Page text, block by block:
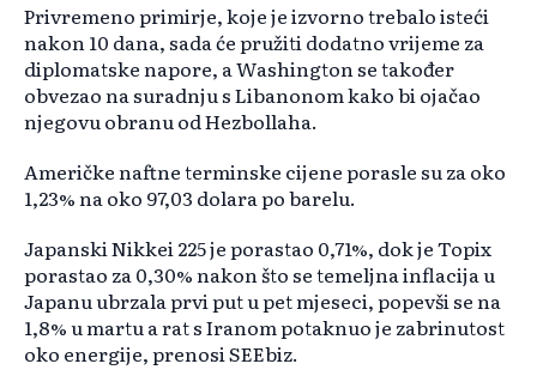
Privremeno primirje, koje je izvorno trebalo isteći
nakon 10 dana, sada će pružiti dodatno vrijeme za
diplomatske napore, a Washington se također
obvezao na suradnju s Libanonom kako bi ojačao
njegovu obranu od Hezbollaha.
Američke naftne terminske cijene porasle su za oko
1,23% na oko 97,03 dolara po barelu.
Japanski Nikkei 225 je porastao 0,71%, dok je Topix
porastao za 0,30% nakon što se temeljna inflacija u
Japanu ubrzala prvi put u pet mjeseci, popevši se na
1,8% u martu a rat s Iranom potaknuo je zabrinutost
oko energije, prenosi SEEbiz.